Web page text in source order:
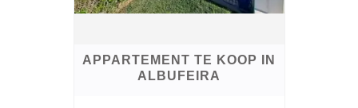
APPARTEMENT TE KOOP IN
ALBUFEIRA